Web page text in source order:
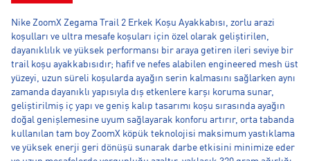
Nike ZoomX Zegama Trail 2 Erkek Koşu Ayakkabısı, zorlu arazi
koşulları ve ultra mesafe koşuları için özel olarak geliştirilen,
dayanıklılık ve yüksek performansı bir araya getiren ileri seviye bir
trail koşu ayakkabısıdır; hafif ve nefes alabilen engineered mesh üst
yüzeyi, uzun süreli koşularda ayağın serin kalmasını sağlarken aynı
zamanda dayanıklı yapısıyla dış etkenlere karşı koruma sunar,
geliştirilmiş iç yapı ve geniş kalıp tasarımı koşu sırasında ayağın
doğal genişlemesine uyum sağlayarak konforu artırır, orta tabanda
kullanılan tam boy ZoomX köpük teknolojisi maksimum yastıklama
ve yüksek enerji geri dönüşü sunarak darbe etkisini minimize eder